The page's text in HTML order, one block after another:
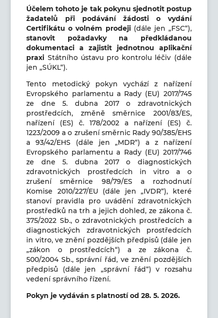
Účelem tohoto je tak pokynu sjednotit postup
žadatelů při podávání žádosti o vydání
Certifikátu o volném prodeji (dále jen „FSC“),
stanovit požadavky na předkládanou
dokumentaci a zajistit jednotnou aplikační
praxi Státního ústavu pro kontrolu léčiv (dále
jen „SÚKL“).
Tento metodický pokyn vychází z nařízení
Evropského parlamentu a Rady (EU) 2017/745
ze dne 5. dubna 2017 o zdravotnických
prostředcích, změně směrnice 2001/83/ES,
nařízení (ES) č. 178/2002 a nařízení (ES) č.
1223/2009 a o zrušení směrnic Rady 90/385/EHS
a 93/42/EHS (dále jen „MDR“) a z nařízení
Evropského parlamentu a Rady (EU) 2017/746
ze dne 5. dubna 2017 o diagnostických
zdravotnických prostředcích in vitro a o
zrušení směrnice 98/79/ES a rozhodnutí
Komise 2010/227/EU (dále jen „IVDR“), které
stanoví pravidla pro uvádění zdravotnických
prostředků na trh a jejich dohled, ze zákona č.
375/2022 Sb., o zdravotnických prostředcích a
diagnostických zdravotnických prostředcích
in vitro, ve znění pozdějších předpisů (dále jen
„zákon o prostředcích“) a ze zákona č.
500/2004 Sb., správní řád, ve znění pozdějších
předpisů (dále jen „správní řád“) v rozsahu
vedení správního řízení.
Pokyn je vydáván s platností od 28. 5. 2026.